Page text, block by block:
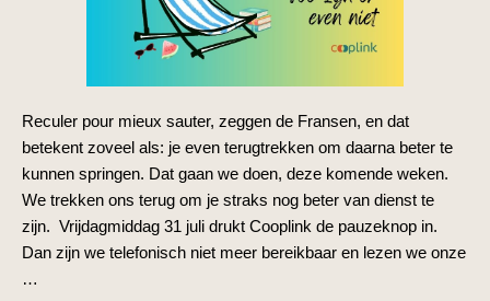
Reculer pour mieux sauter, zeggen de Fransen, en dat
betekent zoveel als: je even terugtrekken om daarna beter te
kunnen springen. Dat gaan we doen, deze komende weken.
We trekken ons terug om je straks nog beter van dienst te
zijn. Vrijdagmiddag 31 juli drukt Cooplink de pauzeknop in.
Dan zijn we telefonisch niet meer bereikbaar en lezen we onze
…